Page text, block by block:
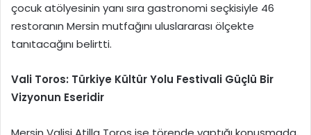
çocuk atölyesinin yanı sıra gastronomi seçkisiyle 46
restoranın Mersin mutfağını uluslararası ölçekte
tanıtacağını belirtti.
Vali Toros: Türkiye Kültür Yolu Festivali Güçlü Bir
Vizyonun Eseridir